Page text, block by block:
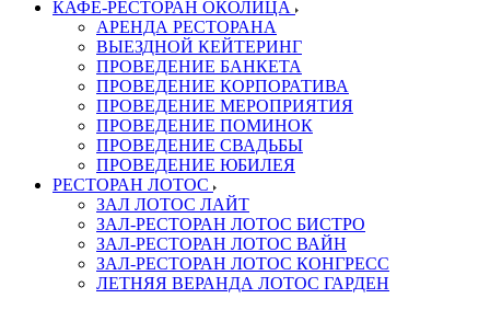
КАФЕ-РЕСТОРАН ОКОЛИЦА
АРЕНДА РЕСТОРАНА
ВЫЕЗДНОЙ КЕЙТЕРИНГ
ПРОВЕДЕНИЕ БАНКЕТА
ПРОВЕДЕНИЕ КОРПОРАТИВА
ПРОВЕДЕНИЕ МЕРОПРИЯТИЯ
ПРОВЕДЕНИЕ ПОМИНОК
ПРОВЕДЕНИЕ СВАДЬБЫ
ПРОВЕДЕНИЕ ЮБИЛЕЯ
РЕСТОРАН ЛОТОС
ЗАЛ ЛОТОС ЛАЙТ
ЗАЛ-РЕСТОРАН ЛОТОС БИСТРО
ЗАЛ-РЕСТОРАН ЛОТОС ВАЙН
ЗАЛ-РЕСТОРАН ЛОТОС КОНГРЕСС
ЛЕТНЯЯ ВЕРАНДА ЛОТОС ГАРДЕН